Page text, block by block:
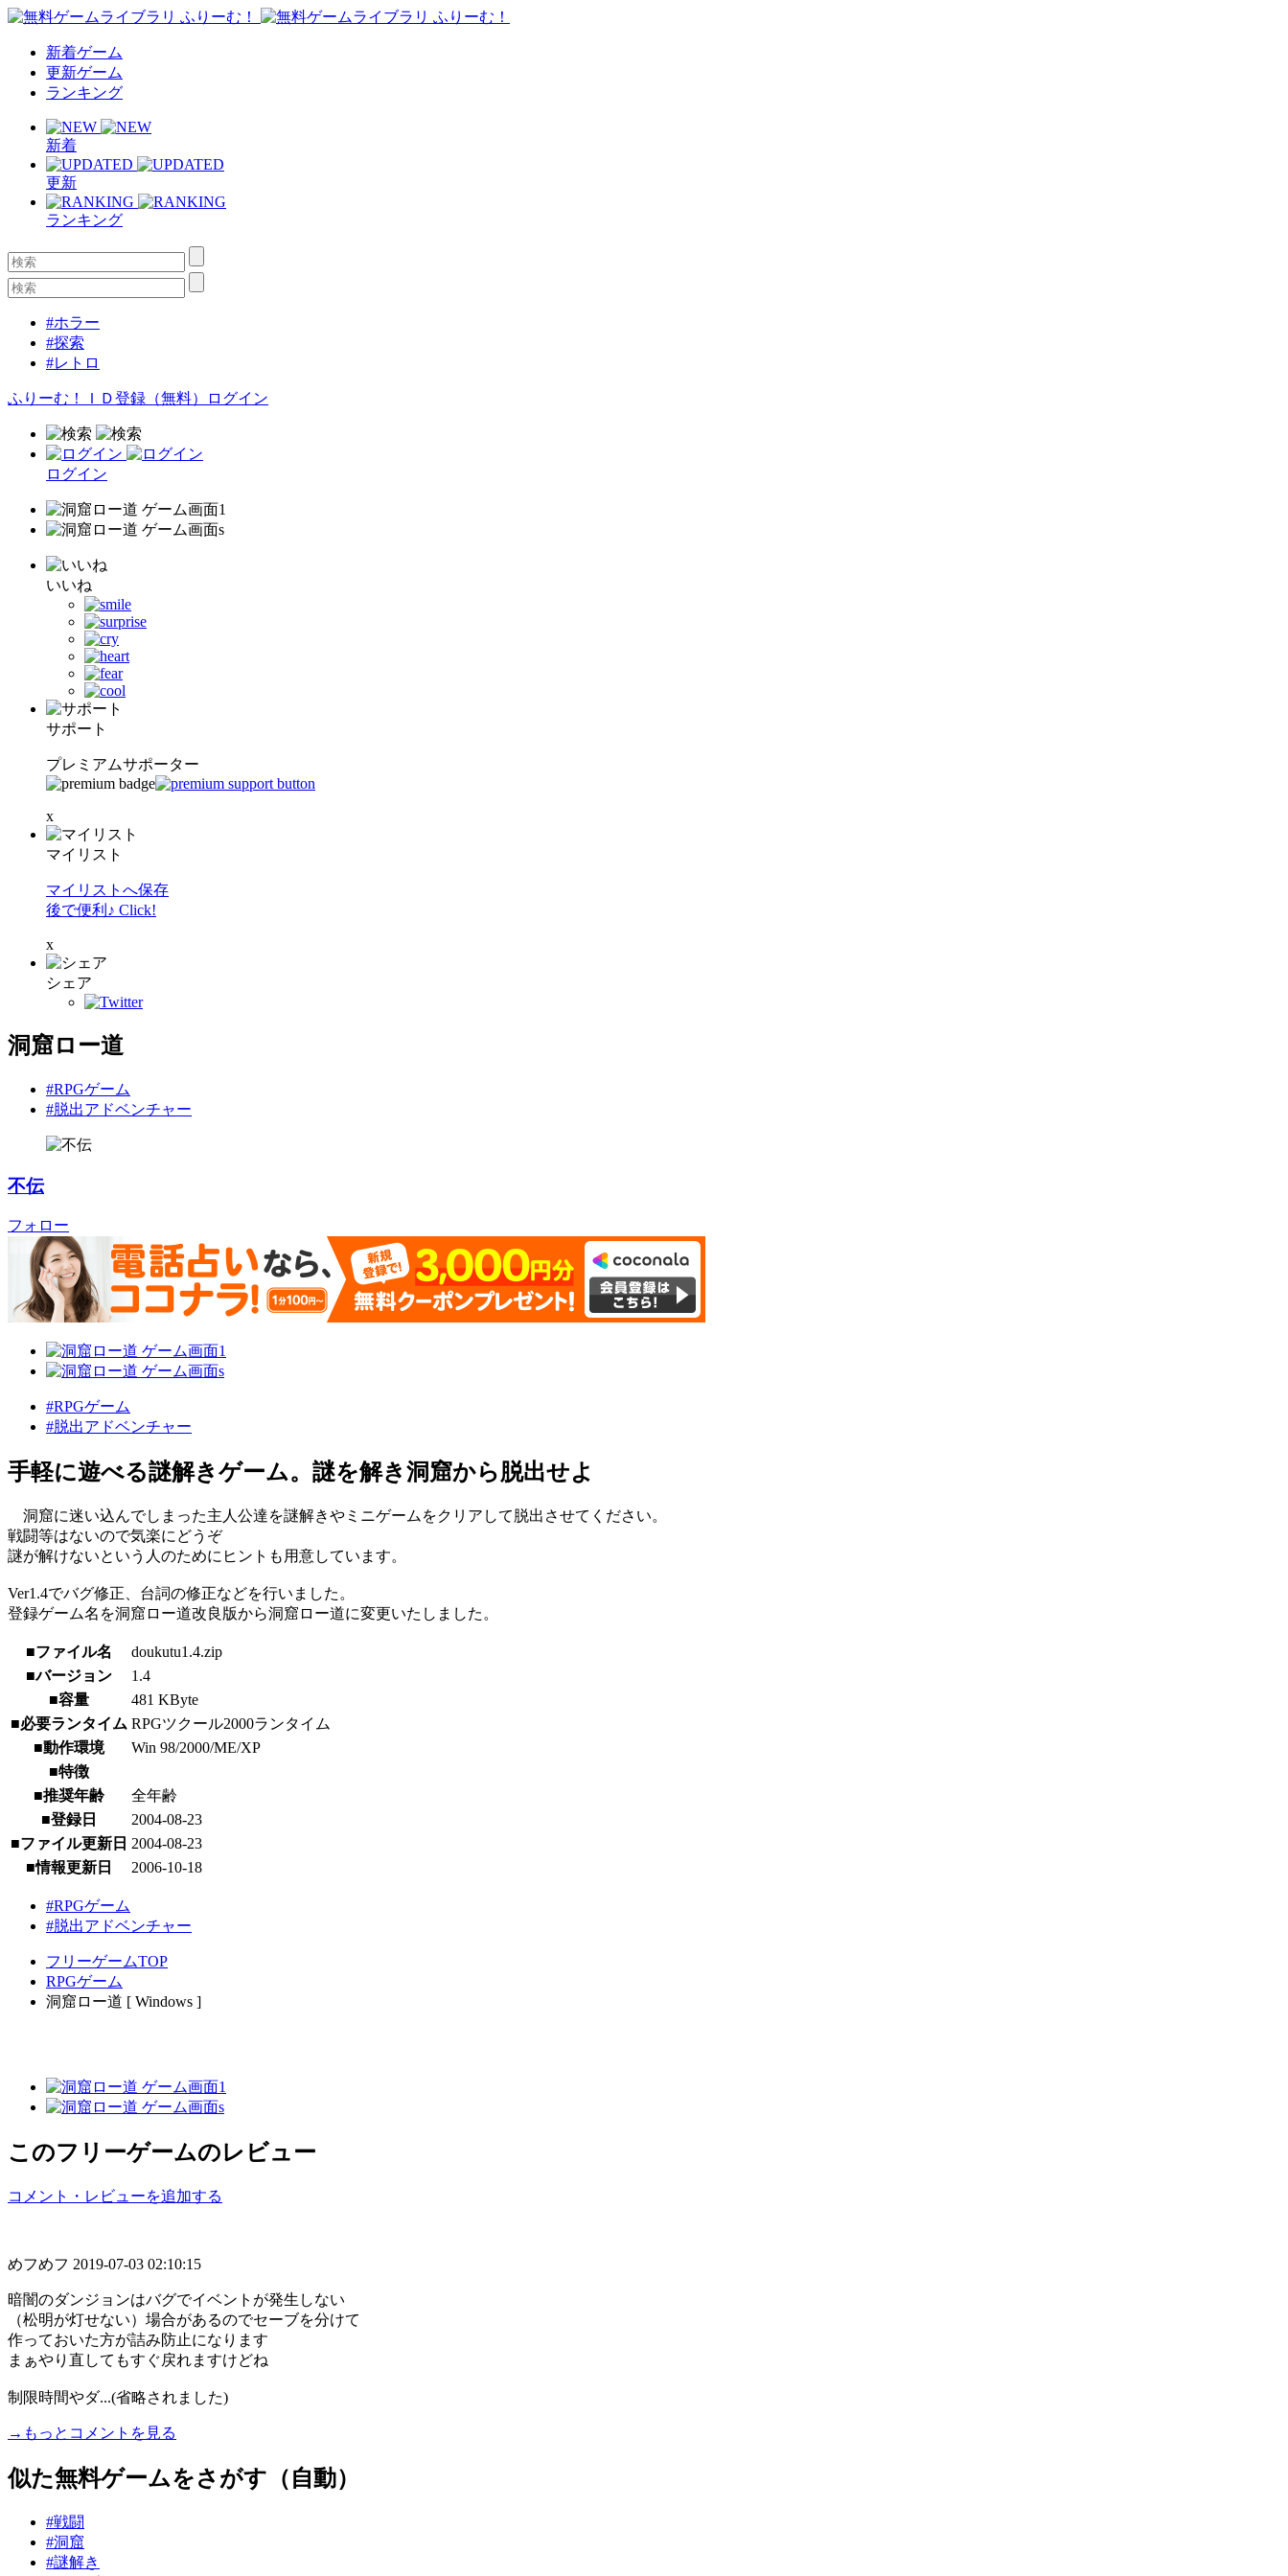
新着ゲーム
更新ゲーム
ランキング
新着
更新
ランキング
#ホラー
#探索
#レトロ
ふりーむ！ＩＤ登録（無料） ログイン
ログイン
いいね
サポート
プレミアムサポーター
x
マイリスト
マイリストへ保存
後で便利♪ Click!
x
シェア
洞窟ロー道
#RPGゲーム
#脱出アドベンチャー
不伝
フォロー
#RPGゲーム
#脱出アドベンチャー
手軽に遊べる謎解きゲーム。謎を解き洞窟から脱出せよ
洞窟に迷い込んでしまった主人公達を謎解きやミニゲームをクリアして脱出させてください。
戦闘等はないので気楽にどうぞ
謎が解けないという人のためにヒントも用意しています。
Ver1.4でバグ修正、台詞の修正などを行いました。
登録ゲーム名を洞窟ロー道改良版から洞窟ロー道に変更いたしました。
■ファイル名
doukutu1.4.zip
■バージョン
1.4
■容量
481 KByte
■必要ランタイム RPGツクール2000ランタイム
■動作環境
Win 98/2000/ME/XP
■特徴
■推奨年齢
全年齢
■登録日
2004-08-23
■ファイル更新日 2004-08-23
■情報更新日
2006-10-18
#RPGゲーム
#脱出アドベンチャー
フリーゲームTOP
RPGゲーム
洞窟ロー道 [ Windows ]
このフリーゲームのレビュー
コメント・レビューを追加する
めフめフ 2019-07-03 02:10:15
暗闇のダンジョンはバグでイベントが発生しない
（松明が灯せない）場合があるのでセーブを分けて
作っておいた方が詰み防止になります
まぁやり直してもすぐ戻れますけどね
制限時間やダ...(省略されました)
→もっとコメントを見る
似た無料ゲームをさがす（自動）
#戦闘
#洞窟
#謎解き